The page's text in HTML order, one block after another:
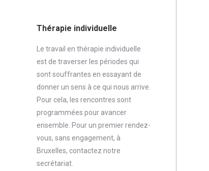
Thérapie individuelle
Le travail en thérapie individuelle
est de traverser les périodes qui
sont souffrantes en essayant de
donner un sens à ce qui nous arrive.
Pour cela, les rencontres sont
programmées pour avancer
ensemble. Pour un premier rendez-
vous, sans engagement, à
Bruxelles, contactez notre
secrétariat